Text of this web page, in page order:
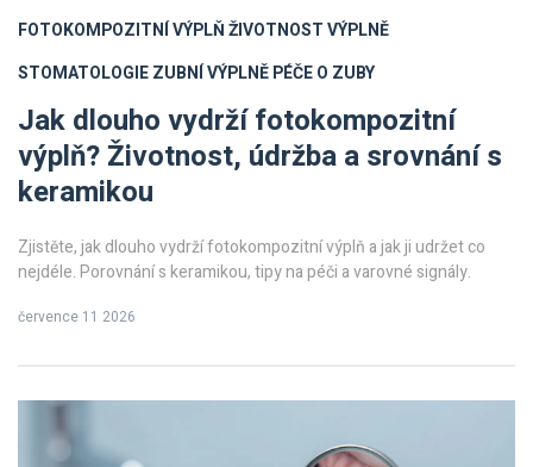
FOTOKOMPOZITNÍ VÝPLŇŽIVOTNOST VÝPLNĚ
STOMATOLOGIEZUBNÍ VÝPLNĚPÉČE O ZUBY
Jak dlouho vydrží fotokompozitní
výplň? Životnost, údržba a srovnání s
keramikou
Zjistěte, jak dlouho vydrží fotokompozitní výplň a jak ji udržet co
nejdéle. Porovnání s keramikou, tipy na péči a varovné signály.
července 11 2026